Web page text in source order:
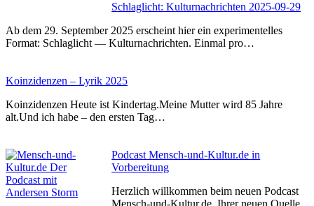
Schlaglicht: Kulturnachrichten 2025-09-29
Ab dem 29. September 2025 erscheint hier ein experimentelles
Format: Schlaglicht — Kulturnachrichten. Einmal pro…
Koinzidenzen – Lyrik 2025
Koinzidenzen Heute ist Kindertag.Meine Mutter wird 85 Jahre
alt.Und ich habe – den ersten Tag…
Podcast Mensch-und-Kultur.de in
Vorbereitung
Herzlich willkommen beim neuen Podcast
Mensch-und-Kultur.de, Ihrer neuen Quelle